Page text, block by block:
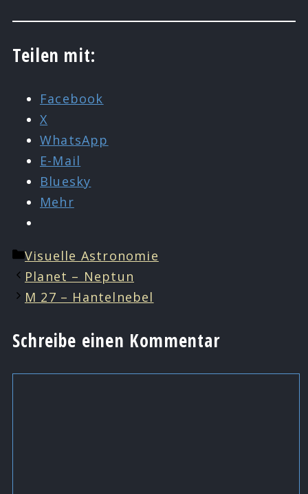
Teilen mit:
Facebook
X
WhatsApp
E-Mail
Bluesky
Mehr
Kategorien
Visuelle Astronomie
Planet – Neptun
M 27 – Hantelnebel
Schreibe einen Kommentar